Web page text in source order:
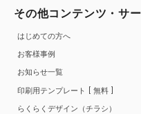
その他コンテンツ・サ
はじめての方へ
お客様事例
お知らせ一覧
印刷用テンプレート
無料
らくらくデザイン（チラシ）